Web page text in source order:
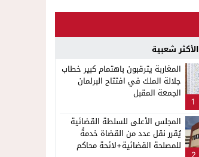
الأكثر شعبية
1
المغاربة يترقبون باهتمام كبير خطاب
جلالة الملك في افتتاح البرلمان
الجمعة المقبل
المجلس الأعلى للسلطة القضائية
يُقرر نقل عدد من القضاة خدمةً
للمصلحة القضائية+لائحة محاكم